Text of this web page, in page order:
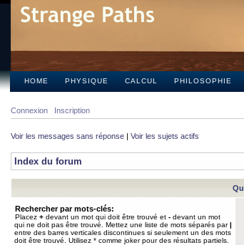
HOME PHYSIQUE CALCUL PHILOSOPHIE
Connexion Inscription
Voir les messages sans réponse | Voir les sujets actifs
Index du forum
Rechercher par mots-clés:
Placez + devant un mot qui doit être trouvé et - devant un mot
qui ne doit pas être trouvé. Mettez une liste de mots séparés par|
entre des barres verticales discontinues si seulement un des mots
doit être trouvé. Utilisez * comme joker pour des résultats partiels.